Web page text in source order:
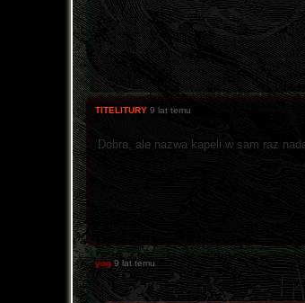
TITELITURY 9 lat temu
Dobra, ale nazwa kapeli w sam raz
yog 9 lat temu